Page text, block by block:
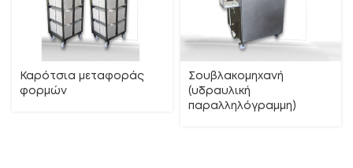
Καρότσια μεταφοράς
φορμών
Σουβλακομηχανή
(υδραυλική
παραλληλόγραμμη)